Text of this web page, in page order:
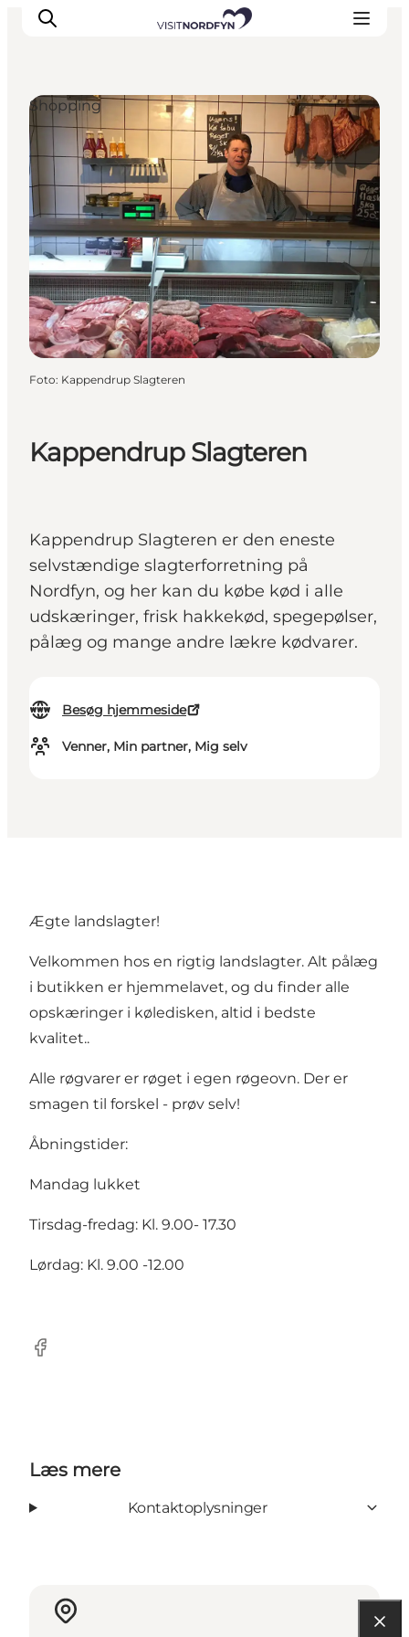
Oplev
Det sker
Spis og drik
Overnatning
Book oplevelser
For børn
Kappendrup Slagteren
Kappendrup Slagteren er den eneste
selvstændige slagterforretning på
Nordfyn, og her kan du købe kød i alle
udskæringer, frisk hakkekød, spegepølser,
pålæg og mange andre lækre kødvarer.
Besøg hjemmeside
Venner, Min partner, Mig selv
Shopping
Foto: Kappendrup Slagteren
Ægte landslagter!
Velkommen hos en rigtig landslagter. Alt pålæg
i butikken er hjemmelavet, og du finder alle
opskæringer i køledisken, altid i bedste
kvalitet..
Alle røgvarer er røget i egen røgeovn. Der er
smagen til forskel - prøv selv!
Åbningstider:
Mandag lukket
Tirsdag-fredag: Kl. 9.00- 17.30
Lørdag: Kl. 9.00 -12.00
Facebook
Læs mere
Kontaktoplysninger